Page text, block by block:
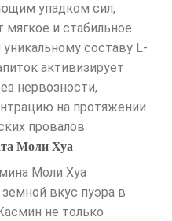
упадком сил,
мягкое и стабильное
составу L-
активизирует
нервозности,
на протяжении
провалов.
Моли Хуа
Моли Хуа
вкус пуэра в
не только